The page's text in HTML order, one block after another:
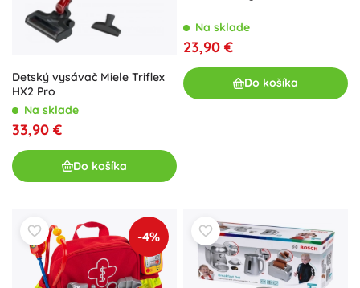
Detský vysávač Miele Triflex
HX2 Pro
Na sklade
33,90 €
Do košíka
Na sklade
23,90 €
Do košíka
-4%